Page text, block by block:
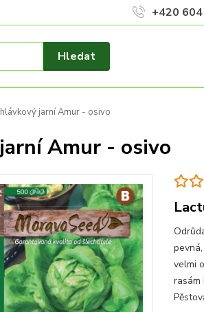
Hledat
+420
jarní Amur - osivo
Amur - osivo
velmi
rasám